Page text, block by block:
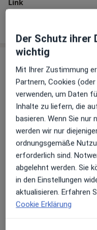
Link
Leistungen
Mikroskopische
Endodontologie
Parodontitis
Implantologie
Der Schutz ihrer
wichtig
Mit Ihrer Zustimmung
Partnern, Cookies
verwenden, um Daten
Inhalte zu liefern, die
basieren. Wenn Sie nur
werden wir nur
ordnungsgemäße
erforderlich sind.
abgelehnt werden. Sie
in den Einstellungen
aktualisieren. Erfahren
Cookie Erklärung